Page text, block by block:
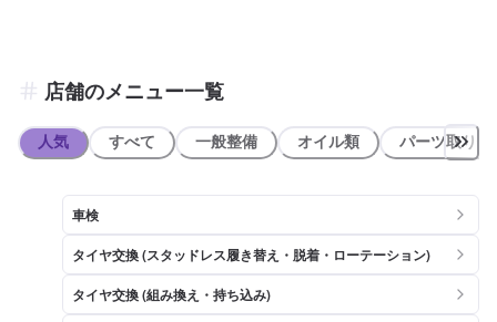
店舗のメニュー一覧
人気 すべて 一般整備 オイル類 パーツ取り付
車検
タイヤ交換 (スタッドレス履き替え・脱着・ローテーション)
タイヤ交換 (組み換え・持ち込み)